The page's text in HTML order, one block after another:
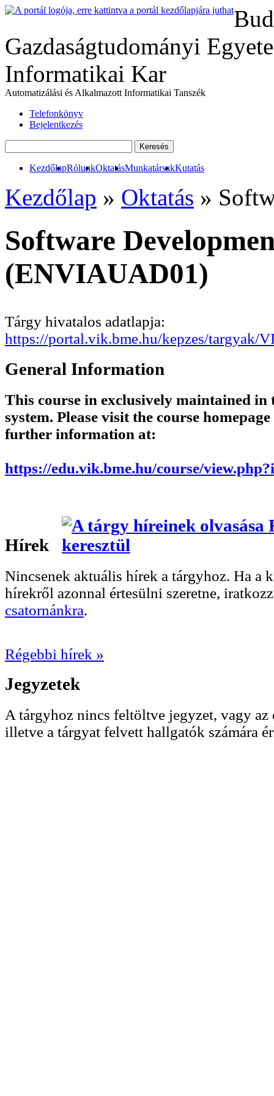
Gazdaságtudományi
Informatikai Kar
Automatizálási és Alkalmazott Informatikai Tanszék
Telefonkönyv
Bejelentkezés
KezdőlapRólunkOktatásMunkatársakKutatás
Kezdőlap » Oktatás »
Software
(ENVIAUAD01)
Tárgy hivatalos adatlapja:
https://portal.vik.bme.hu/kepzes/targyak/
General Information
This course in exclusively maintained in
system. Please visit the course
further information at:
https://edu.vik.bme.hu/course/
Hírek
Nincsenek aktuális hírek a tárgyhoz. Ha a
hírekről azonnal értesülni szeretne,
csatornánkra.
Régebbi hírek »
Jegyzetek
A tárgyhoz nincs feltöltve jegyzet, vagy az
illetve a tárgyat felvett hallgatók számára